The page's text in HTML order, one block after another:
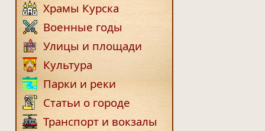
Храмы Курска
Военные годы
Улицы и площади
Культура
Парки и реки
Статьи о городе
Транспорт и вокзалы